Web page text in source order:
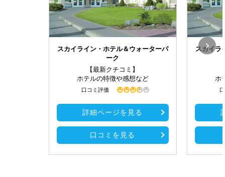
スカイライン・ホテル＆ウォーターパ
ーク
【最新クチコミ】
ホテルの特徴や感想など
口コミ評価
詳細ページを見る
口コミを見る
スカイラ
ホ